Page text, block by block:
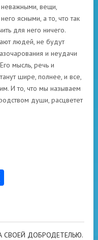
неважными, вещи,
ясными, а то, что так
для него ничего.
людей, не будут
и неудачи
мысль, речь и
шире, полнее, и все,
И то, что мы называем
души, расцветет
СВОЕЙ ДОБРОДЕТЕЛЬЮ.